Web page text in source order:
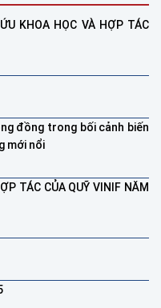
KHOA HỌC VÀ HỢP TÁC
đồng trong bối cảnh biến
mới nổi
TÁC CỦA QUỸ VINIF NĂM